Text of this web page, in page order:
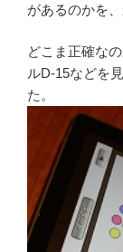
があるのかを
どこま正確な
ルD-15などを
た。